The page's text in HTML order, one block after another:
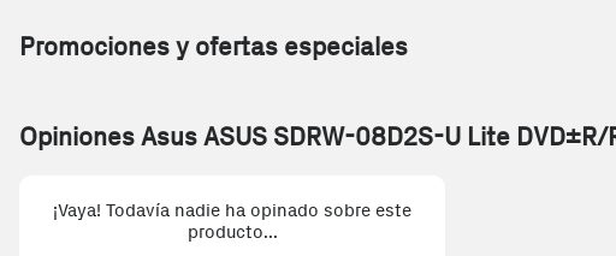
Promociones y ofertas especiales
Opiniones Asus ASUS SDRW-08D2S-U Lite
¡Vaya! Todavía nadie ha opinado sobre este
producto...